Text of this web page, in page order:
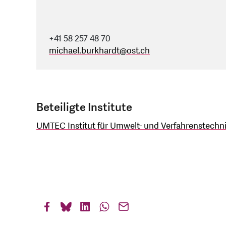
+41 58 257 48 70
michael.burkhardt@ost.ch
Beteiligte Institute
UMTEC Institut für Umwelt- und